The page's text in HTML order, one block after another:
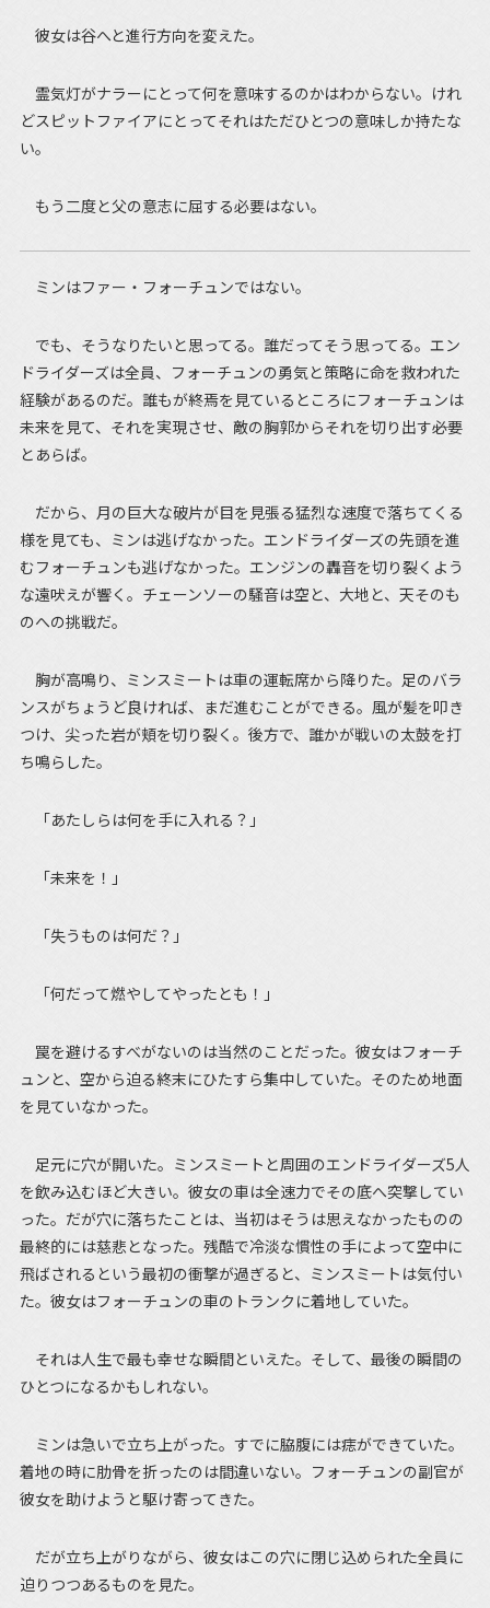
彼女は谷へと進行方向を変えた。
霊気灯がナラーにとって何を意味するのかはわからない。けれ
どスピットファイアにとってそれはただひとつの意味しか持たな
い。
もう二度と父の意志に屈する必要はない。
ミンはファー・フォーチュンではない。
でも、そうなりたいと思ってる。誰だってそう思ってる。エン
ドライダーズは全員、フォーチュンの勇気と策略に命を救われた
経験があるのだ。誰もが終焉を見ているところにフォーチュンは
未来を見て、それを実現させ、敵の胸郭からそれを切り出す――必要
とあらば。
だから、月の巨大な破片が目を見張る猛烈な速度で落ちてくる
様を見ても、ミンは逃げなかった。エンドライダーズの先頭を進
むフォーチュンも逃げなかった。エンジンの轟音を切り裂くよう
な遠吠えが響く。チェーンソーの騒音は空と、大地と、天そのも
のへの挑戦だ。
胸が高鳴り、ミンスミートは車の運転席から降りた。足のバラ
ンスがちょうど良ければ、まだ進むことができる。風が髪を叩き
つけ、尖った岩が頬を切り裂く。後方で、誰かが戦いの太鼓を打
ち鳴らした。
「あたしらは何を手に入れる？」
「未来を！」
「失うものは何だ？」
「何だって燃やしてやったとも！」
罠を避けるすべがないのは当然のことだった。彼女はフォーチ
ュンと、空から迫る終末にひたすら集中していた。そのため地面
を見ていなかった。
足元に穴が開いた。ミンスミートと周囲のエンドライダーズ5人
を飲み込むほど大きい。彼女の車は全速力でその底へ突撃してい
った。だが穴に落ちたことは、当初はそうは思えなかったものの
最終的には慈悲となった。残酷で冷淡な慣性の手によって空中に
飛ばされるという最初の衝撃が過ぎると、ミンスミートは気付い
た。彼女はフォーチュンの車のトランクに着地していた。
それは人生で最も幸せな瞬間といえた。そして、最後の瞬間の
ひとつになるかもしれない。
ミンは急いで立ち上がった。すでに脇腹には痣ができていた。
着地の時に肋骨を折ったのは間違いない。フォーチュンの副官が
彼女を助けようと駆け寄ってきた。
だが立ち上がりながら、彼女はこの穴に閉じ込められた全員に
迫りつつあるものを見た。